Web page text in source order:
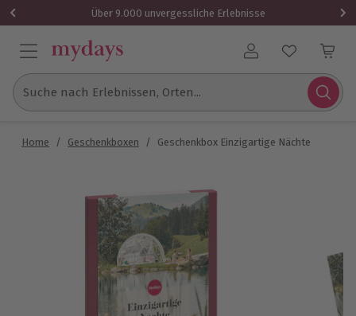
Über 9.000 unvergessliche Erlebnisse
Benutzerkonto
Suche nach Erlebnissen, Orten...
Home / Geschenkboxen / Geschenkbox Einzigartige Nächte